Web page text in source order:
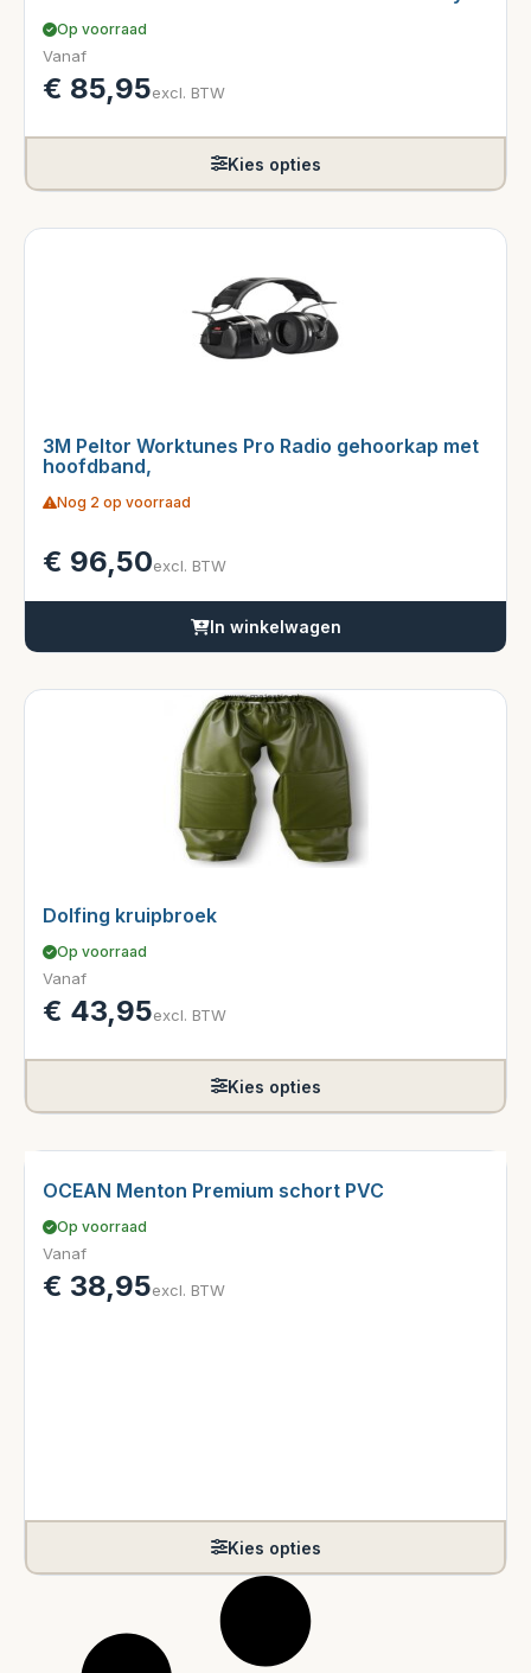
Op voorraad
Vanaf
€ 85,95excl. BTW
Kies opties
3M Peltor Worktunes Pro Radio gehoorkap met
hoofdband,
Nog 2 op voorraad
€ 96,50excl. BTW
In winkelwagen
Dolfing kruipbroek
Op voorraad
Vanaf
€ 43,95excl. BTW
Kies opties
OCEAN Menton Premium schort PVC
Op voorraad
Vanaf
€ 38,95excl. BTW
Kies opties